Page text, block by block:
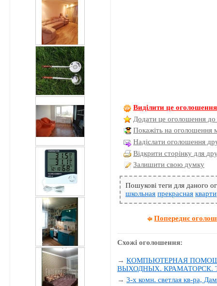
Виділити це оголошення
Додати це оголошення до
Покажіть на оголошення
Надіслати оголошення
Відкрити сторінку для
Залишити свою думку
Пошукові теги для даного
школьная прекрасная
Попереднє
Схожі оголошення:
→КОМПЬЮТЕРНАЯ
ВЫХОДНЫХ. КРАМАТОРСК.
→3-х комн. светлая кв-ра,